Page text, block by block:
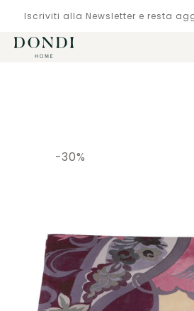
Iscriviti alla Newsletter e resta
-30%